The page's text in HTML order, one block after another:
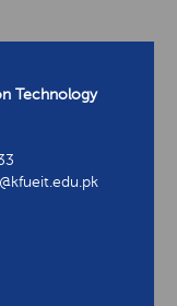
Technology